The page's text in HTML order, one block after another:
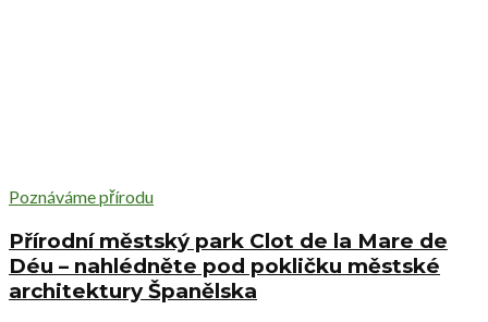
Poznáváme přírodu
Přírodní městský park Clot de la Mare de
Déu – nahlédněte pod pokličku městské
architektury Španělska